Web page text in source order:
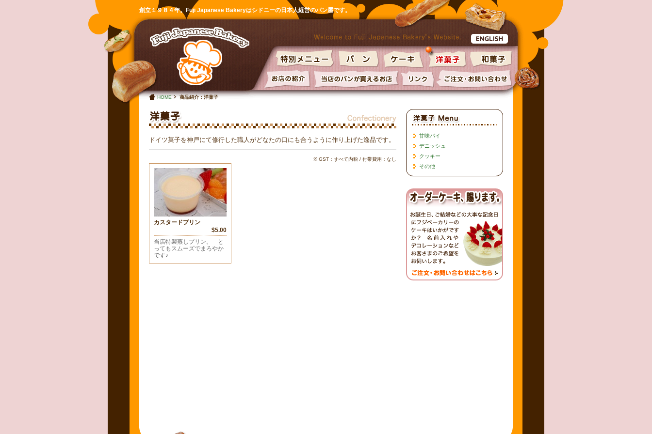
創立１９８４年。Fuji Japanese Bakeryはシドニーの日本人経営のパン屋です。
HOME 商品紹介：洋菓子
ドイツ菓子を神戸にて修行した職人がどなたの口にも合うように作り上げた逸品です。
※ GST：すべて内税 / 付帯費用：なし
カスタードプリン
$5.00
当店特製蒸しプリン。 と
ってもスムーズでまろやか
です♪
甘味パイ
デニッシュ
クッキー
その他